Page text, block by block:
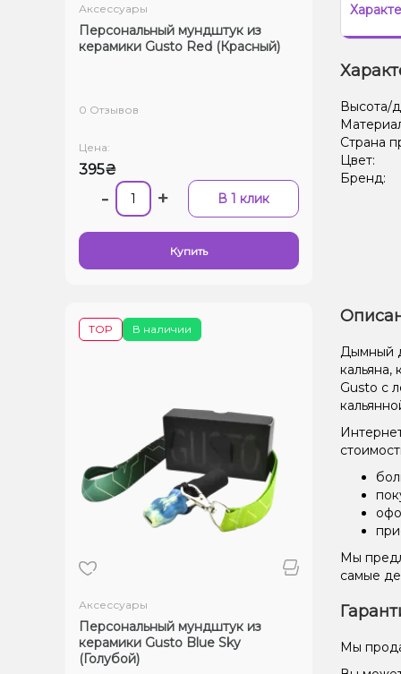
Аксессуары
Персональный мундштук из
керамики Gusto Red (Красный)
0 Отзывов
Цена:
395₴
- + В 1 клик
Купить
В наличии
TOP
Аксессуары
Персональный мундштук из
керамики Gusto Blue Sky
(Голубой)
Высота/
Страна
Цвет:
Бренд:
Дымный
Gusto с
Мы
самые
Мы